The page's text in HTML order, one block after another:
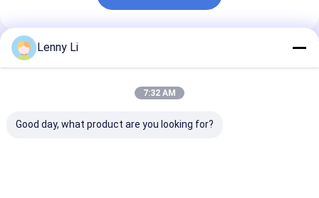
Συνιστώμενα Προϊόντα
Lenny Li
7:32 AM
Good day, what product are you looking for?